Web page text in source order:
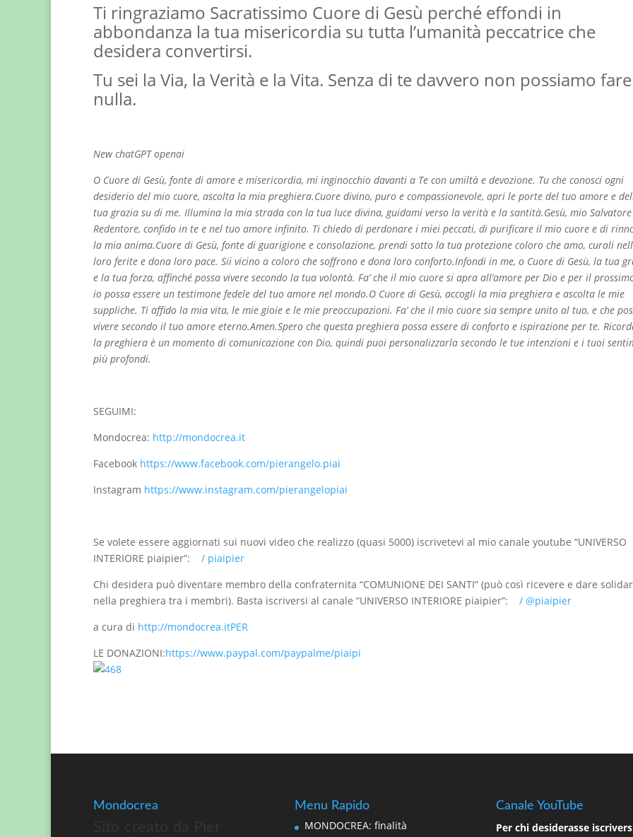
Ti ringraziamo Sacratissimo Cuore di Gesù perché effondi in
abbondanza la tua misericordia su tutta l’umanità peccatrice che
desidera convertirsi.
Tu sei la Via, la Verità e la Vita. Senza di te davvero non possiamo fare
nulla.
New chatGPT openai
O Cuore di Gesù, fonte di amore e misericordia, mi inginocchio davanti a Te con umiltà e devozione. Tu che conosci ogni
desiderio del mio cuore, ascolta la mia preghiera.Cuore divino, puro e compassionevole, apri le porte del tuo amore e
tua grazia su di me. Illumina la mia strada con la tua luce divina, guidami verso la verità e la santità.Gesù, mio
Redentore, confido in te e nel tuo amore infinito. Ti chiedo di perdonare i miei peccati, di purificare il mio cuore e di
la mia anima.Cuore di Gesù, fonte di guarigione e consolazione, prendi sotto la tua protezione coloro che amo, curali
loro ferite e dona loro pace. Sii vicino a coloro che soffrono e dona loro conforto.Infondi in me, o Cuore di Gesù, la tua
e la tua forza, affinché possa vivere secondo la tua volontà. Fa’ che il mio cuore si apra all’amore per Dio e per il
io possa essere un testimone fedele del tuo amore nel mondo.O Cuore di Gesù, accogli la mia preghiera e ascolta le mie
suppliche. Ti affido la mia vita, le mie gioie e le mie preoccupazioni. Fa’ che il mio cuore sia sempre unito al tuo, e che
vivere secondo il tuo amore eterno.Amen.Spero che questa preghiera possa essere di conforto e ispirazione per te.
la preghiera è un momento di comunicazione con Dio, quindi puoi personalizzarla secondo le tue intenzioni e i tuoi
più profondi.
SEGUIMI:
Mondocrea: http://mondocrea.it
Facebook https://www.facebook.com/pierangelo.piai
Instagram https://www.instagram.com/pierangelopiai
Se volete essere aggiornati sui nuovi video che realizzo (quasi 5000) iscrivetevi al mio canale youtube “UNIVERSO
INTERIORE piaipier”:
/ piaipier
Chi desidera può diventare membro della confraternita “COMUNIONE DEI SANTI” (può così ricevere e dare
nella preghiera tra i membri). Basta iscriversi al canale “UNIVERSO INTERIORE piaipier”:
/ @piaipier
a cura di http://mondocrea.itPER
LE DONAZIONI:https://www.paypal.com/paypalme/piaipi
Mondocrea Menu Rapido
MONDOCREA: finalità
Canale YouTube
Per chi desiderasse